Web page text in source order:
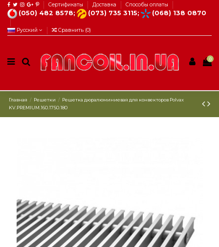
Сертификаты Доставка Способы оплаты
(050) 482 8578; (073) 735 3115; (068) 138 0870
Русский Сравнить (0)
0
Главная Решетки
Решетка дюралюминиевая для конвекторов Polvax
KV.PREMIUM.160.1750.180